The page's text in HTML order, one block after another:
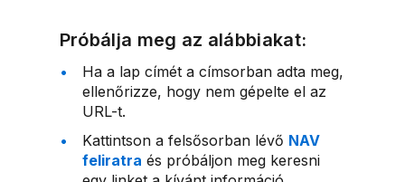
Próbálja meg az alábbiakat:
Ha a lap címét a címsorban adta meg,
ellenőrizze, hogy nem gépelte el az
URL-t.
Kattintson a felsősorban lévő NAV
feliratra és próbáljon meg keresni